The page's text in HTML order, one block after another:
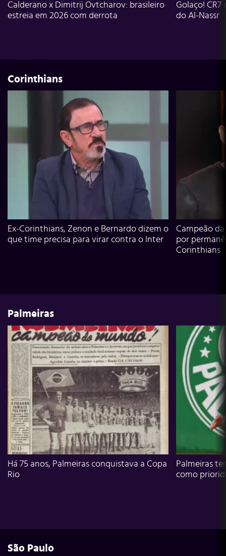
Calderano x Dimitrij Ovtcharov: brasileiro
estreia em 2026 com derrota
Golaço!
do Al-Nassr
Corinthians
Ex-Corinthians, Zenon e Bernardo dizem o
que time precisa para virar contra o Inter
Campeão
por
Corinthians
Palmeiras
Há 75 anos, Palmeiras conquistava a Copa
Rio
Palmeiras
como
São Paulo